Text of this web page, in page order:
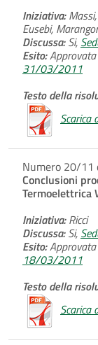
Iniziativa:Massi,
Eusebi,
Discussa:Si,
Esito:Approvata
31/03/2011
Testo della
Scarica
Numero 20/
Conclusioni
Termoelettrica
Iniziativa:Ricci
Discussa:Si,
Esito:Approvata
18/03/2011
Testo della
Scarica